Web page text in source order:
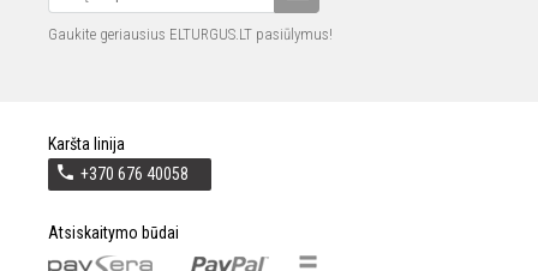
Gaukite geriausius ELTURGUS.LT pasiūlymus!
Karšta linija
+370 676 40058
Atsiskaitymo būdai